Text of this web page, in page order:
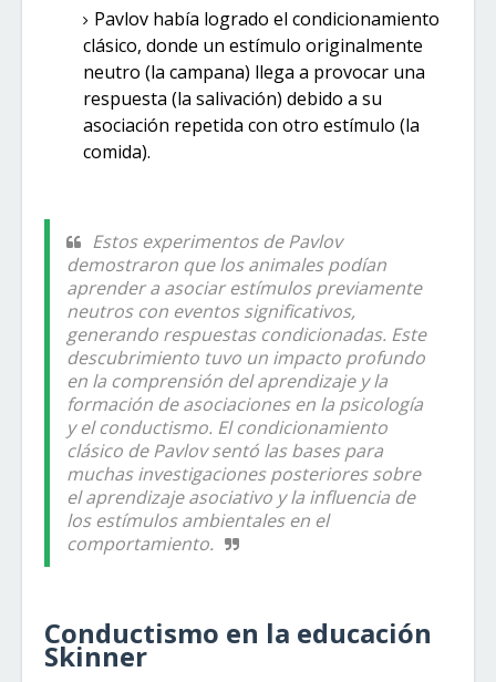
Pavlov había logrado el condicionamiento
clásico, donde un estímulo originalmente
neutro (la campana) llega a provocar una
respuesta (la salivación) debido a su
asociación repetida con otro estímulo (la
comida).
Estos experimentos de Pavlov
demostraron que los animales podían
aprender a asociar estímulos previamente
neutros con eventos significativos,
generando respuestas condicionadas. Este
descubrimiento tuvo un impacto profundo
en la comprensión del aprendizaje y la
formación de asociaciones en la psicología
y el conductismo. El condicionamiento
clásico de Pavlov sentó las bases para
muchas investigaciones posteriores sobre
el aprendizaje asociativo y la influencia de
los estímulos ambientales en el
comportamiento.
Conductismo en la educación
Skinner